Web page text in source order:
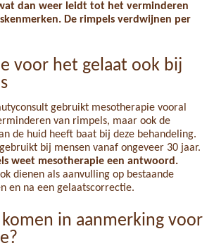
dan weer leidt tot het verminderen
De rimpels verdwijnen per
voor het gelaat ook bij
gebruikt mesotherapie vooral
van rimpels, maar ook de
de huid heeft baat bij deze behandeling.
bij mensen vanaf ongeveer 30 jaar.
weet mesotherapie een antwoord.
dienen als aanvulling op bestaande
en na een gelaatscorrectie.
komen in aanmerking voor